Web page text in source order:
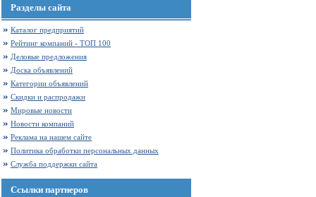
Разделы сайта
Каталог предприятий
Рейтинг компаний - ТОП 100
Деловые предложения
Доска объявлений
Категории объявлений
Скидки и распродажи
Мировые новости
Новости компаний
Реклама на нашем сайте
Политика обработки персональных данных
Служба поддержки сайта
Ссылки партнеров